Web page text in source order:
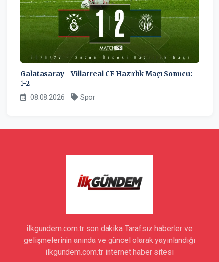
Galatasaray - Villarreal CF Hazırlık Maçı Sonucu:
1-2
08.08.2026 Spor
ilkgundem.com.tr son dakika Tarafsız haberler ve
gelişmelerinin anında ve güncel olarak yayınlandığı
ilkgundem.com.tr internet haber sitesi